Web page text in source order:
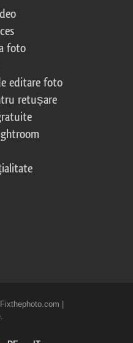
foto
editare foto
retușare
|